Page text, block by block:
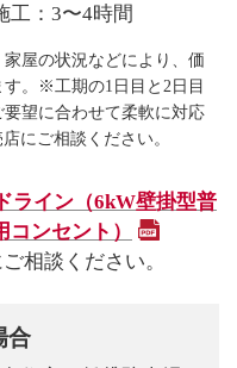
工：3〜4時間
屋の状況などにより、価
。※工期の1日目と2日目
望に合わせて柔軟に対応
にご相談ください。
ライン（6kW壁掛型普
ンセント）
相談ください。
合